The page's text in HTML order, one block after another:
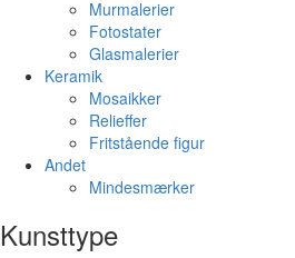
Murmalerier
Fotostater
Glasmalerier
Keramik
Mosaikker
Relieffer
Fritstående figur
Andet
Mindesmærker
Kunsttype